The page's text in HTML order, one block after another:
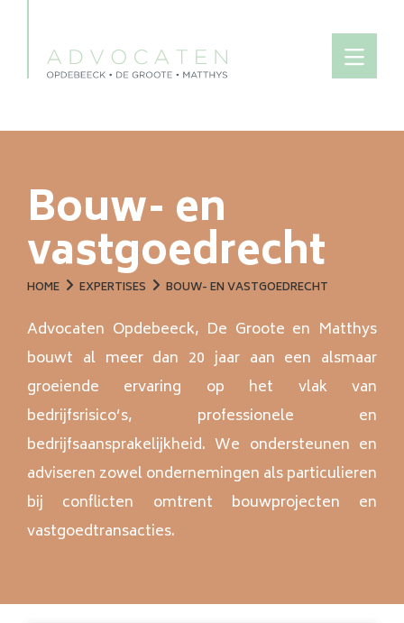
Bouw- en
vastgoedrecht
HOME EXPERTISES BOUW- EN VASTGOEDRECHT
Advocaten Opdebeeck, De Groote en Matthys
bouwt al meer dan 20 jaar aan een alsmaar
groeiende ervaring op het vlak van
bedrijfsrisico’s, professionele en
bedrijfsaansprakelijkheid. We ondersteunen en
adviseren zowel ondernemingen als particulieren
bij conflicten omtrent bouwprojecten en
vastgoedtransacties.